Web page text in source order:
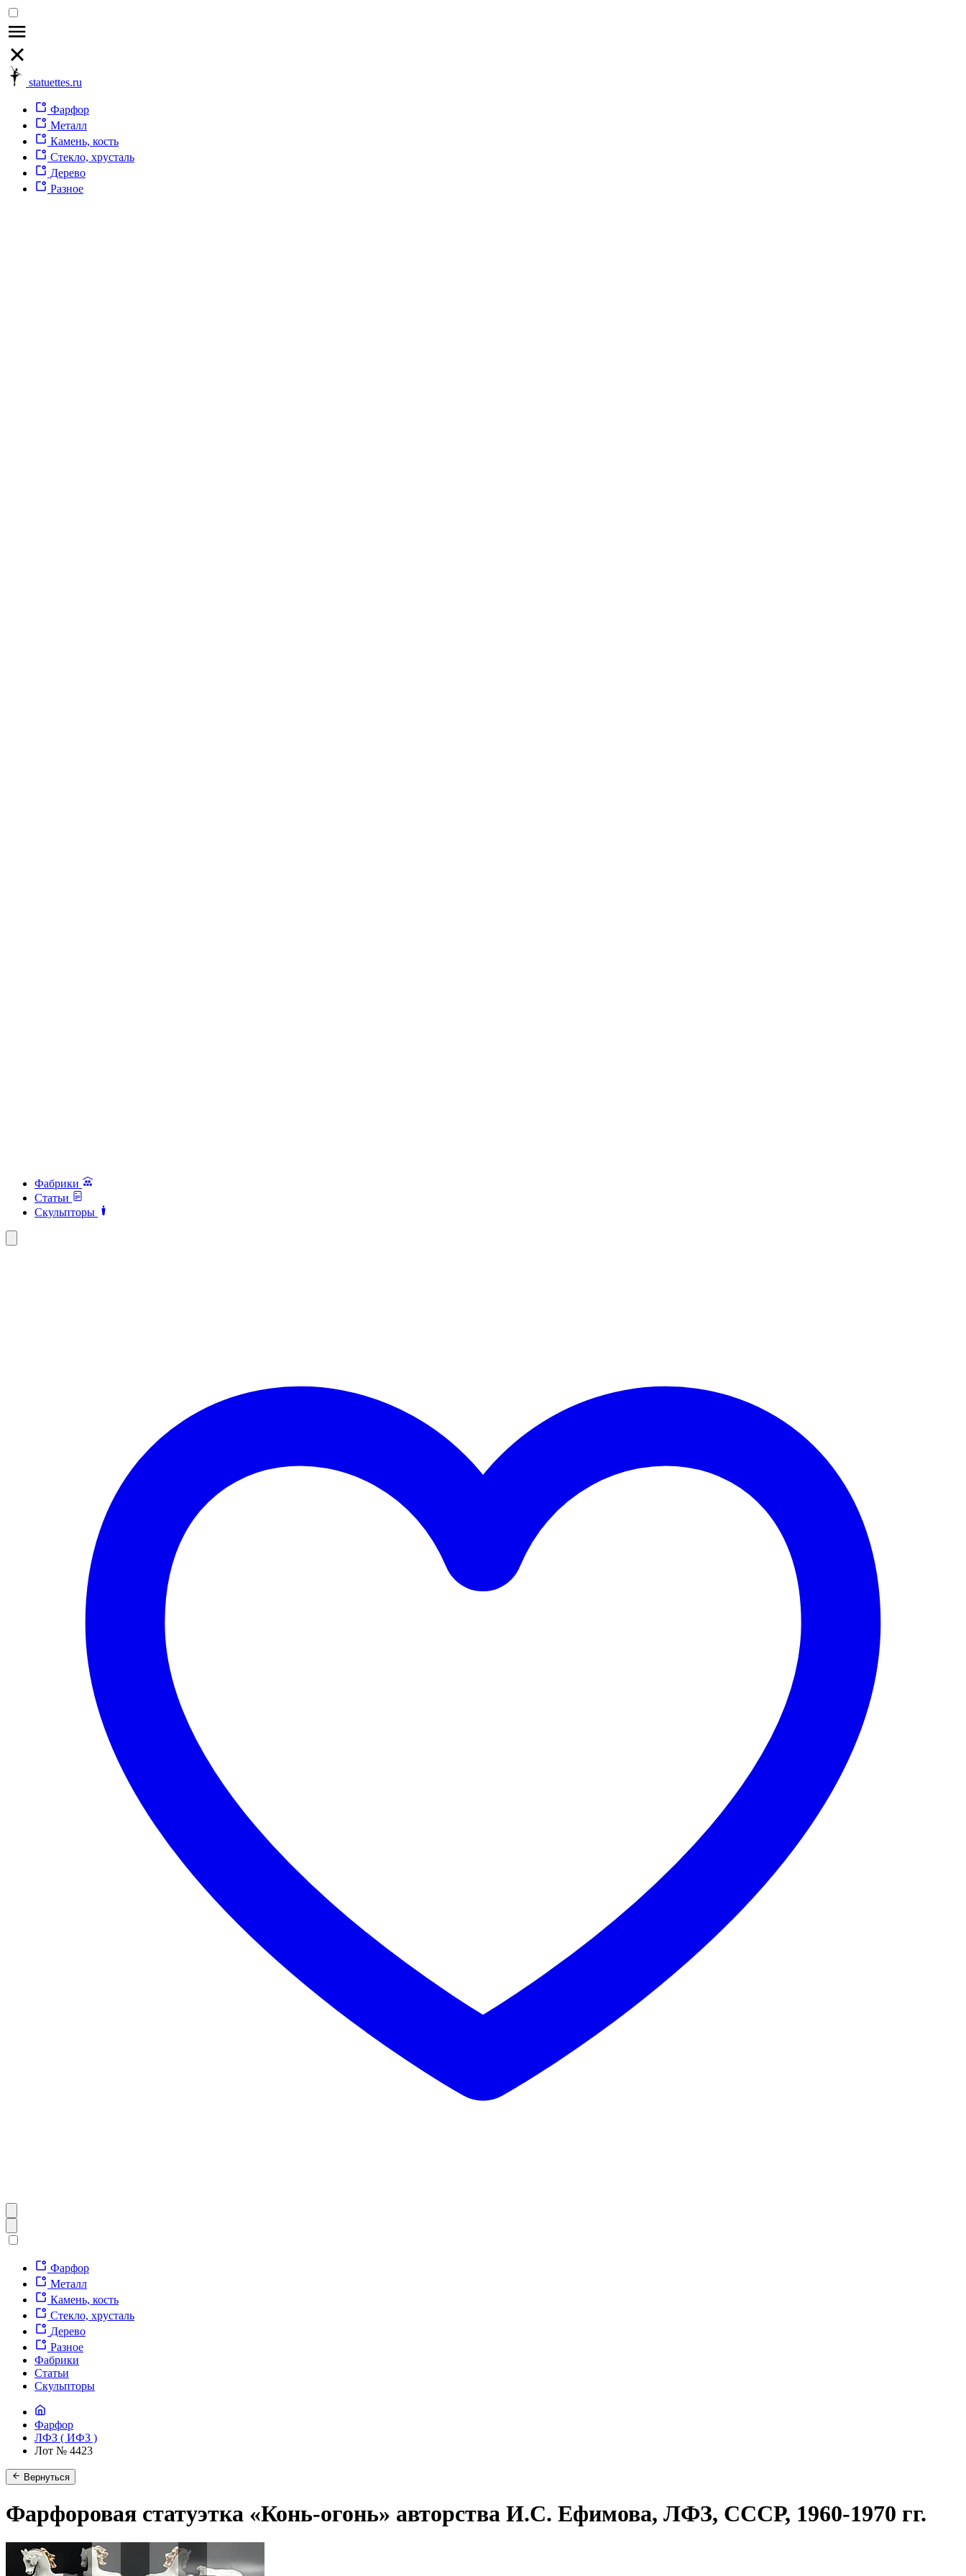
statuettes.ru
Фарфор
Металл
Камень, кость
Стекло, хрусталь
Дерево
Разное
Фабрики
Статьи
Скульпторы
Фарфор
Металл
Камень, кость
Стекло, хрусталь
Дерево
Разное
Фабрики
Статьи
Скульпторы
Фарфор
ЛФЗ ( ИФЗ )
Лот № 4423
Вернуться
Фарфоровая статуэтка «Конь-огонь» авторства И.С. Ефимова, ЛФЗ, СССР, 1960-1970 гг.